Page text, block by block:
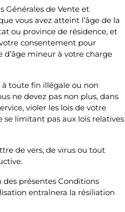
Générales de Vente et
vous avez atteint l’âge de la
ou province de résidence, et
consentement pour
mineur à votre charge
à toute fin illégale ou non
ne devez pas non plus, dans
violer les lois de votre
limitant pas aux lois relatives
de vers, de virus ou tout
présentes Conditions
entraînera la résiliation